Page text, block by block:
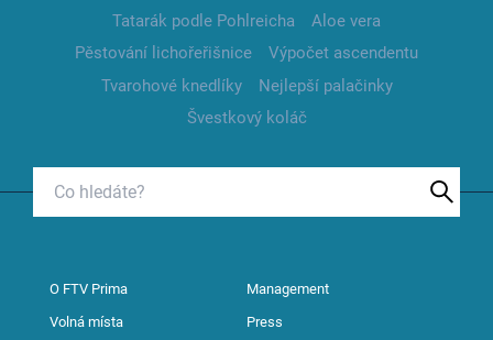
Tatarák podle Pohlreicha
Aloe vera
Pěstování lichořeřišnice
Výpočet ascendentu
Tvarohové knedlíky
Nejlepší palačinky
Švestkový koláč
O FTV Prima Management
Volná místa Press